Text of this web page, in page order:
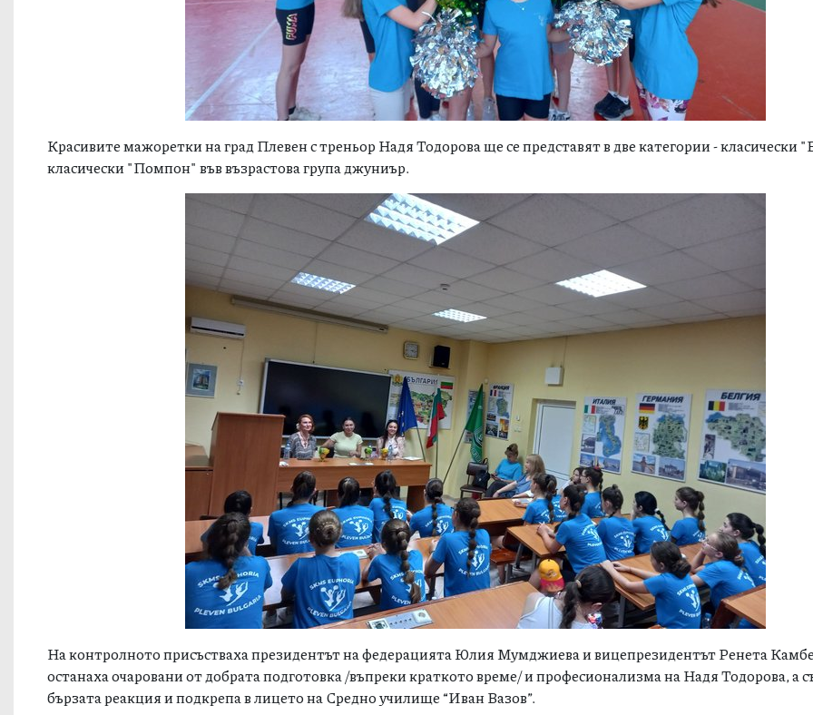
Красивите мажоретки на град Плевен с треньор Надя Тодорова ще се представят в две категории - класически
класически "Помпон" във възрастова група джуниър.
На контролното присъстваха президентът на федерацията Юлия Мумджиева и вицепрезидентът Ренета
останаха очаровани от добрата подготовка /въпреки краткото време/ и професионализма на Надя Тодорова, а
бързата реакция и подкрепа в лицето на Средно училище “Иван Вазов”.